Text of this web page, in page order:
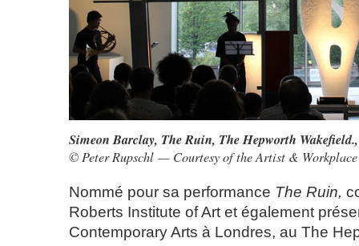
Simeon Barclay, The Ruin, The Hepworth
© Peter Rupschl — Courtesy of the Artist & Workplace
Nommé pour sa performance The Ruin,
Roberts Institute of Art et également
Contemporary Arts à Londres, au The